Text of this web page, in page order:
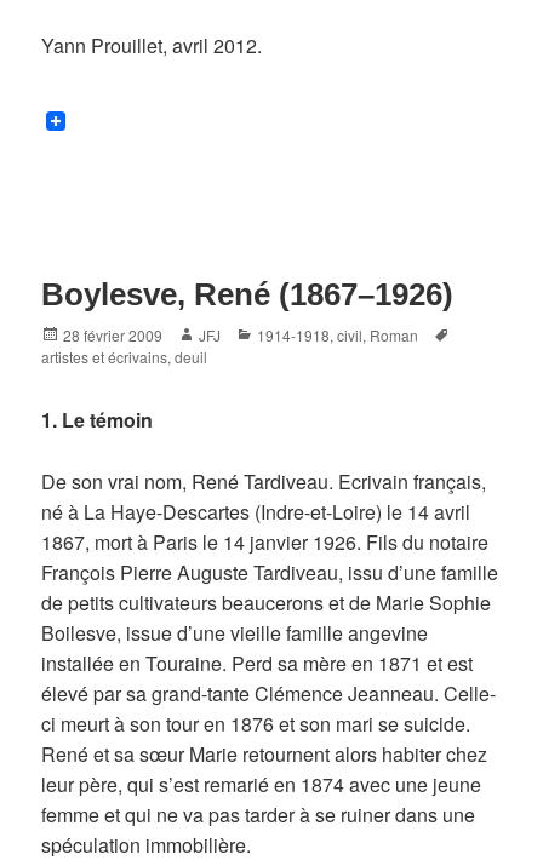
Yann Prouillet, avril 2012.
Boylesve, René (1867–1926)
Posted
on
28 février 2009 Author
JFJ Categories
1914-1918,civil, Roman
artistes et écrivains,deuil
1. Le témoin
De son vrai nom, René Tardiveau. Ecrivain français,
né à La Haye-Descartes (Indre-et-Loire) le 14 avril
1867, mort à Paris le 14 janvier 1926. Fils du notaire
François Pierre Auguste Tardiveau, issu d’une famille
de petits cultivateurs beaucerons et de Marie Sophie
Boilesve, issue d’une vieille famille angevine
installée en Touraine. Perd sa mère en 1871 et est
élevé par sa grand-tante Clémence Jeanneau. Celle-
ci meurt à son tour en 1876 et son mari se suicide.
René et sa sœur Marie retournent alors habiter chez
leur père, qui s’est remarié en 1874 avec une jeune
femme et qui ne va pas tarder à se ruiner dans une
spéculation immobilière.